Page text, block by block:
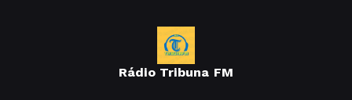
Rádio Tribuna FM